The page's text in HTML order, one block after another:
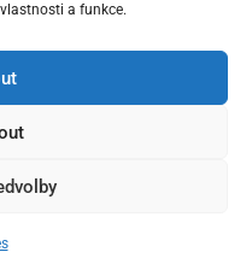
a funkce.